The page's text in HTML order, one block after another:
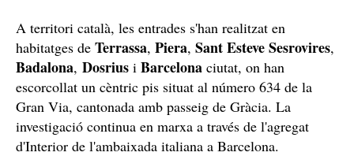
A territori català, les entrades s'han realitzat en
habitatges de Terrassa, Piera, Sant Esteve Sesrovires,
Badalona, Dosrius i Barcelona ciutat, on han
escorcollat un cèntric pis situat al número 634 de la
Gran Via, cantonada amb passeig de Gràcia. La
investigació continua en marxa a través de l'agregat
d'Interior de l'ambaixada italiana a Barcelona.